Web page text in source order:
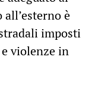
è
imposti
violenze in